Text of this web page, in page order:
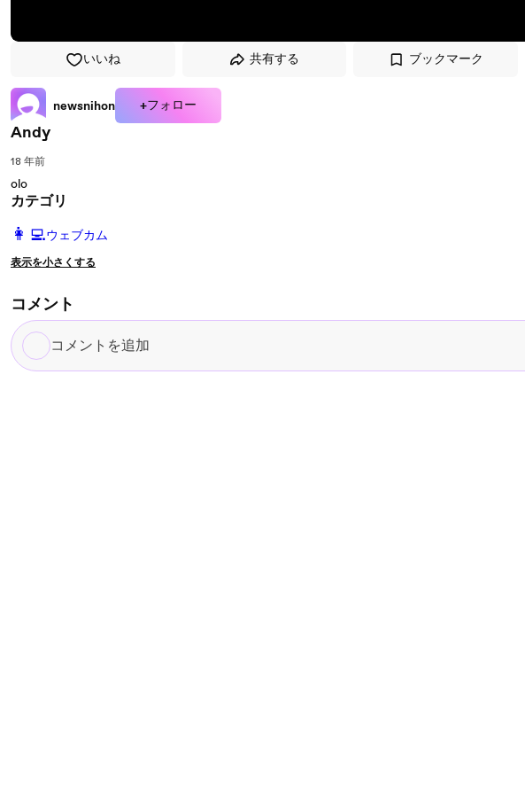
いいね 共有する ブックマーク
newsnihon +フォロー
Andy
18 年前
olo
カテゴリ
️👩‍💻️ウェブカム
表示を小さくする
コメント
コ
メ